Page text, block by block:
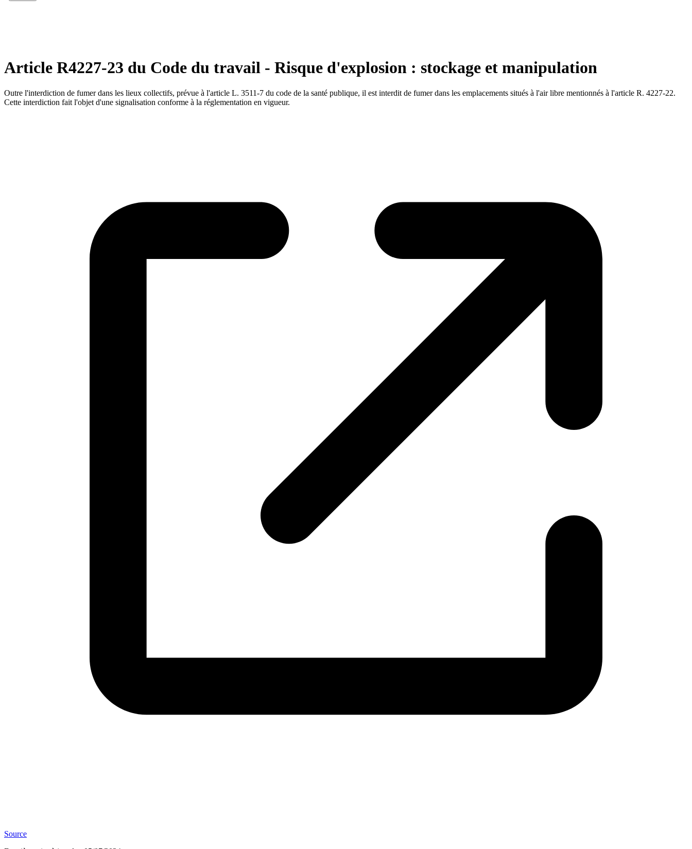
Article R4227-23 du Code du travail - Risque d'explosion : stockage et manipulation
Outre l'interdiction de fumer dans les lieux collectifs, prévue à l'article L. 3511-7 du code de la santé publique, il est interdit de fumer dans les emplacements situés à l'air libre mentionnés à l'article R. 4227-22.
Cette interdiction fait l'objet d'une signalisation conforme à la réglementation en vigueur.
Source